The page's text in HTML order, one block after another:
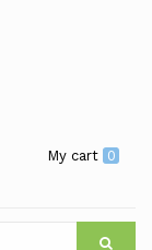
My cart 0